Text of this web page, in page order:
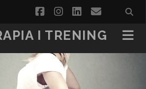
facebookinstagram
linkedinemail
I TRENING